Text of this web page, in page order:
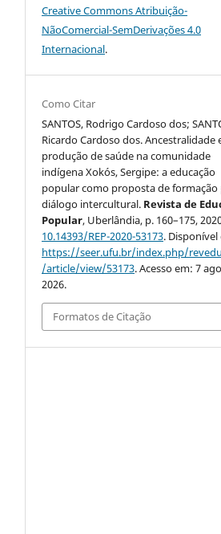
Creative Commons Atribuição-
NãoComercial-SemDerivações 4.0
Internacional.
Como Citar
SANTOS, Rodrigo Cardoso dos;
Ricardo Cardoso dos. Ancestralidade
produção de saúde na comunidade
indígena Xokós, Sergipe: a educação
popular como proposta de formação
diálogo intercultural. Revista de
Popular, Uberlândia, p. 160–175,
10.14393/REP-2020-53173. Disponível
https://seer.ufu.br/index.php/
/article/view/53173. Acesso em: 7
2026.
Formatos de Citação